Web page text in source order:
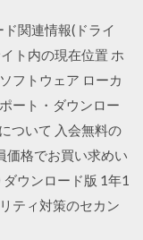
関連情報(ドライ
ト内の現在位置 ホ
フトウェア ローカ
ート・ダウンロー
ついて 入会無料の
価格でお買い求めい
ウンロード版 1年1
ティ対策のセカン